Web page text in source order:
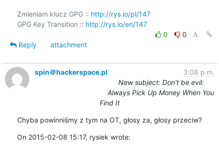
Zmieniam klucz GPG :: http://rys.io/pl/147
GPG Key Transition :: http://rys.io/en/147
0
0
Reply
attachment
spin＠hackerspace.pl
3:08 p.m.
New subject: Don't be evil:
Always Pick Up Money When You
Find It
Chyba powinniśmy z tym na OT, głosy za, głosy przeciw?
On 2015-02-08 15:17, rysiek wrote: